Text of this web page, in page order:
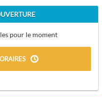
pour le moment